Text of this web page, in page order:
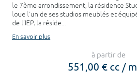
le 7ème arrondissement, la résidence
loue l'un de ses studios meublés et
de l'IEP, la réside...
En savoir plus
à partir de
551,00 € cc /